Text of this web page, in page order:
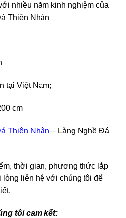
nhiều năm kinh nghiệm của
Thiện Nhân
tại Việt Nam;
cm
Thiện Nhân – Làng Nghề Đá
thời gian, phương thức lắp
lòng liên hệ với chúng tôi để
tôi cam kết: